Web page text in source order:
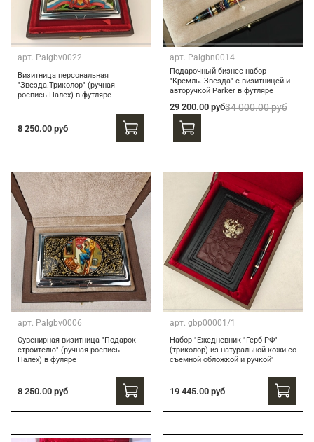
арт. Palgbv0022
Визитница персональная
"Звезда.Триколор" (ручная
роспись Палех) в футляре
8 250.00 руб
арт. Palgbn0014
Подарочный бизнес-набор
"Кремль. Звезда" с визитницей и
авторучкой Parker в футляре
29 200.00 руб34 000.00 руб
арт. Palgbv0006
Сувенирная визитница "Подарок
строителю" (ручная роспись
Палех) в фуляре
8 250.00 руб
арт. gbp00001/1
Набор "Ежедневник "Герб РФ"
(триколор) из натуральной кожи со
съемной обложкой и ручкой"
19 445.00 руб